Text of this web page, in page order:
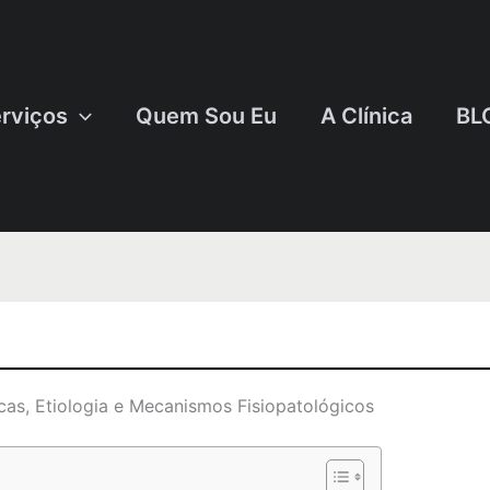
Quem Sou Eu A Clínica
Etiologia e Mecanismos Fisiopatológicos